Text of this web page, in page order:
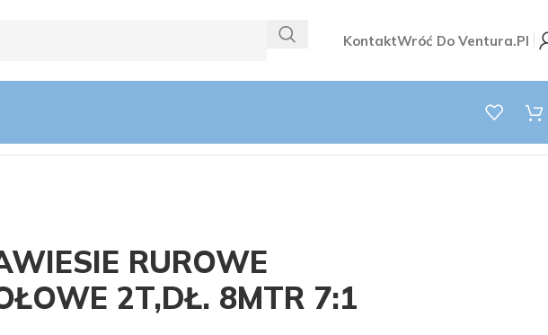
KontaktWróć Do Ventura.pl
RUROWE
2T,DŁ. 8MTR 7:1